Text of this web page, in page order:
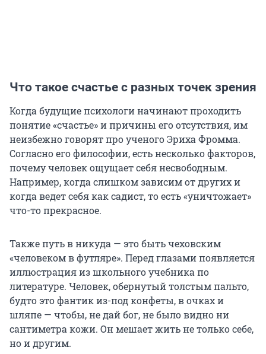
Что такое счастье с разных точек зрения
Когда будущие психологи начинают проходить
понятие «счастье» и причины его отсутствия, им
неизбежно говорят про ученого Эриха Фромма.
Согласно его философии, есть несколько факторов,
почему человек ощущает себя несвободным.
Например, когда слишком зависим от других и
когда ведет себя как садист, то есть «уничтожает»
что-то прекрасное.
Также путь в никуда — это быть чеховским
«человеком в футляре». Перед глазами появляется
иллюстрация из школьного учебника по
литературе. Человек, обернутый толстым пальто,
будто это фантик из-под конфеты, в очках и
шляпе — чтобы, не дай бог, не было видно ни
сантиметра кожи. Он мешает жить не только себе,
но и другим.